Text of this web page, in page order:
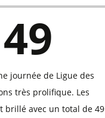
49
journée de Ligue des
très prolifique. Les
brillé avec un total de 49